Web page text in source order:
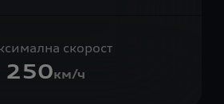
скорост
250км/ч